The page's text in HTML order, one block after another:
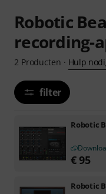
Robotic
recording-
2 Producten · Hulp
filter
Robotic
€95
Robotic